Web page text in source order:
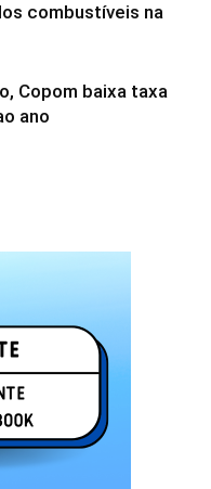
combustíveis na
Copom baixa taxa
ano